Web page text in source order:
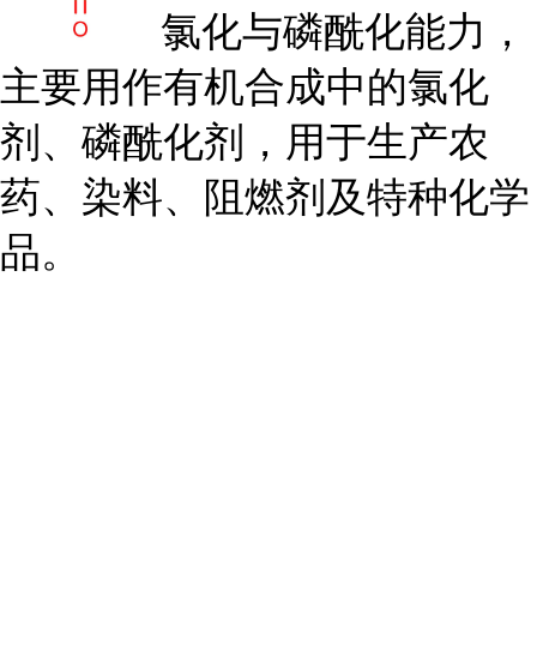
氯化与磷酰化能力，
主要用作有机合成中的氯化
剂、磷酰化剂，用于生产农
药、染料、阻燃剂及特种化学
品。